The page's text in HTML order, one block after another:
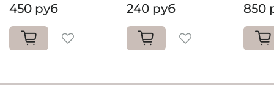
450 руб 240 руб 850